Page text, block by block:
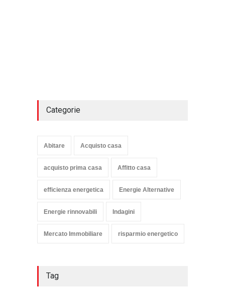
Categorie
Abitare Acquisto casa
acquisto prima casa Affitto casa
efficienza energetica Energie Alternative
Energie rinnovabili Indagini
Mercato Immobiliare risparmio energetico
Tag